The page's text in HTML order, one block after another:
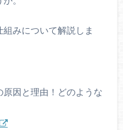
みについて解説しま
因と理由！どのような